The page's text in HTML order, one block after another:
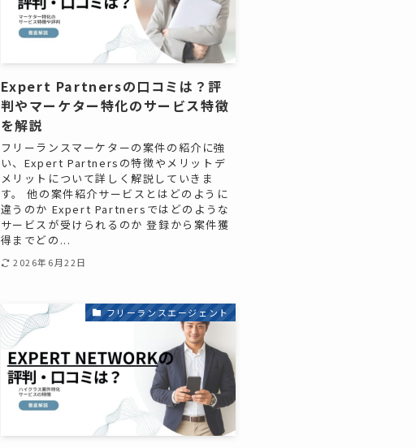
Expert Partnersの口コミは？評
判やマーケター特化のサービス特徴
を解説
フリーランスマーケターの案件の紹介に強
い、Expert Partnersの特徴やメリットデ
メリットについて詳しく解説していきま
す。 他の案件紹介サービスとはどのように
違うのか Expert Partnersではどのような
サービスが受けられるのか 登録から案件獲
得までどの...
2026年6月22日
フリーランスエージェント